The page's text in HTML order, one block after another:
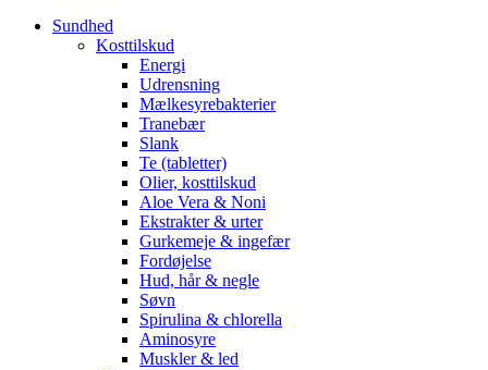
Sundhed
Kosttilskud
Energi
Udrensning
Mælkesyrebakterier
Tranebær
Slank
Te (tabletter)
Olier, kosttilskud
Aloe Vera & Noni
Ekstrakter & urter
Gurkemeje & ingefær
Fordøjelse
Hud, hår & negle
Søvn
Spirulina & chlorella
Aminosyre
Muskler & led